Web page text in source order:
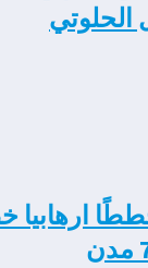
ارهابيا